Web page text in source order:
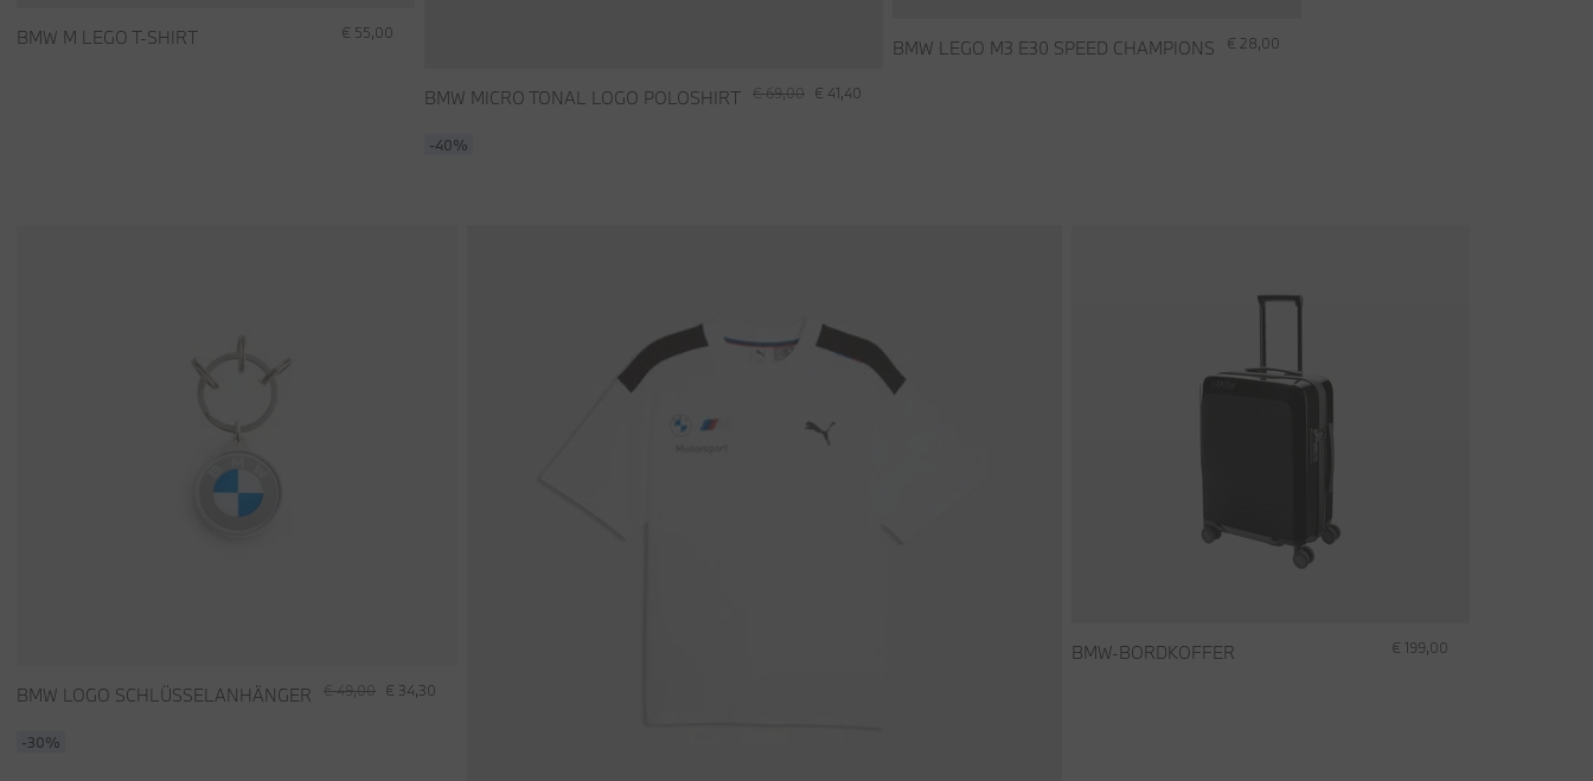
€ 55,00
BMW M LEGO T-SHIRT
€ 69,00 € 41,40
BMW MICRO TONAL LOGO POLOSHIRT
-40%
€ 28,00
BMW LEGO M3 E30 SPEED CHAMPIONS
€ 49,00 € 34,30
BMW LOGO SCHLÜSSELANHÄNGER
-30%
€ 199,00
BMW-BORDKOFFER